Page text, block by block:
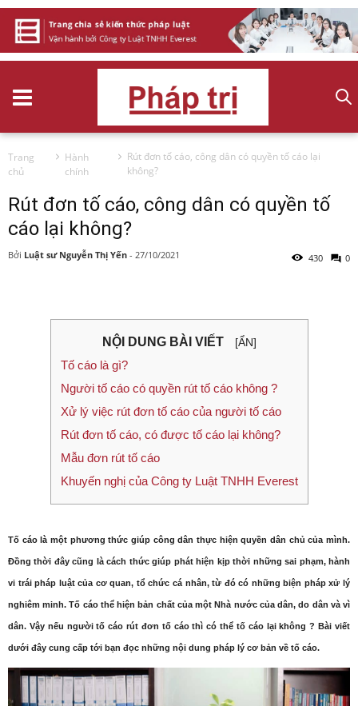
Trang
chủ
Hành
chính
Rút đơn tố cáo, công dân có quyền tố cáo lại
không?
Rút đơn tố cáo, công dân có quyền tố
cáo lại không?
Bởi Luật sư Nguyễn Thị Yến - 27/10/2021 430 0
NỘI DUNG BÀI VIẾT [ẨN]
Tố cáo là gì?
Người tố cáo có quyền rút tố cáo không ?
Xử lý việc rút đơn tố cáo của người tố cáo
Rút đơn tố cáo, có được tố cáo lại không?
Mẫu đơn rút tố cáo
Khuyến nghị của Công ty Luật TNHH Everest
Tố cáo là một phương thức giúp công dân thực hiện quyền dân chủ của mình.
Đồng thời đây cũng là cách thức giúp phát hiện kịp thời những sai phạm, hành
vi trái pháp luật của cơ quan, tổ chức cá nhân, từ đó có những biện pháp xử lý
nghiêm minh. Tố cáo thể hiện bản chất của một Nhà nước của dân, do dân và vì
dân. Vậy nếu người tố cáo rút đơn tố cáo thì có thể tố cáo lại không ? Bài viết
dưới đây cung cấp tới bạn đọc những nội dung pháp lý cơ bản về tố cáo.